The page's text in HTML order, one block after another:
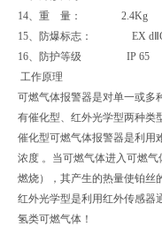
14、重 量： 2.4Kg
15、防爆标志： EX
16、防护等级 IP 65
工作原理
可燃气体报警器是对单一或多
有催化型、红外光学型两种类
催化型可燃气体报警器是利用
浓度 。当可燃气体进入可燃
燃烧），其产生的热量使铂丝
红外光学型是利用红外传感器
氢类可燃气体！